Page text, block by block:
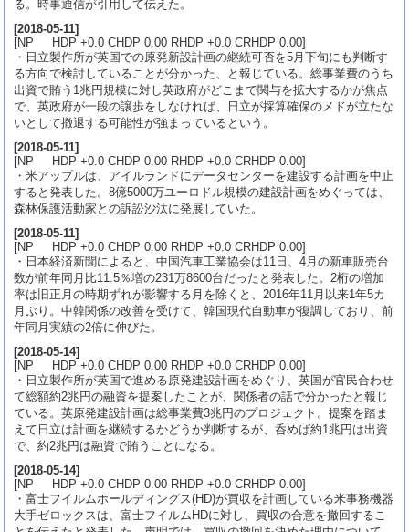
る。時事通信が引用して伝えた。
[2018-05-11]
[NP HDP +0.0 CHDP 0.00 RHDP +0.0 CRHDP 0.00]
・日立製作所が英国での原発新設計画の継続可否を5月下旬にも判断す
る方向で検討していることが分かった、と報じている。総事業費のうち
出資で賄う1兆円規模に対し英政府がどこまで関与を拡大するかが焦点
で、英政府が一段の譲歩をしなければ、日立が採算確保のメドが立たな
いとして撤退する可能性が強まっているという。
[2018-05-11]
[NP HDP +0.0 CHDP 0.00 RHDP +0.0 CRHDP 0.00]
・米アップルは、アイルランドにデータセンターを建設する計画を中止
すると発表した。8億5000万ユーロドル規模の建設計画をめぐっては、
森林保護活動家との訴訟沙汰に発展していた。
[2018-05-11]
[NP HDP +0.0 CHDP 0.00 RHDP +0.0 CRHDP 0.00]
・日本経済新聞によると、中国汽車工業協会は11日、4月の新車販売台
数が前年同月比11.5％増の231万8600台だったと発表した。2桁の増加
率は旧正月の時期ずれが影響する月を除くと、2016年11月以来1年5カ
月ぶり。中韓関係の改善を受けて、韓国現代自動車が復調しており、前
年同月実績の2倍に伸びた。
[2018-05-14]
[NP HDP +0.0 CHDP 0.00 RHDP +0.0 CRHDP 0.00]
・日立製作所が英国で進める原発建設計画をめぐり、英国が官民合わせ
て総額約2兆円の融資を提案したことが、関係者の話で分かったと報じ
ている。英原発建設計画は総事業費3兆円のプロジェクト。提案を踏ま
えて日立は計画を継続するかどうか判断するが、呑めば約1兆円は出資
で、約2兆円は融資で賄うことになる。
[2018-05-14]
[NP HDP +0.0 CHDP 0.00 RHDP +0.0 CRHDP 0.00]
・富士フイルムホールディングス(HD)が買収を計画している米事務機器
大手ゼロックスは、富士フイルムHDに対し、買収の合意を撤回するこ